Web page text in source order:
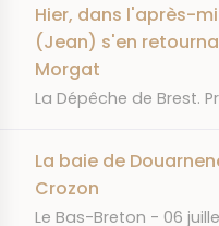
Hier, dans l'après-
(Jean) s'en
Morgat
JOURNAL
La Dépêche de Brest.
La baie de
Crozon
JOURNAL
Le Bas-Breton DATE
06